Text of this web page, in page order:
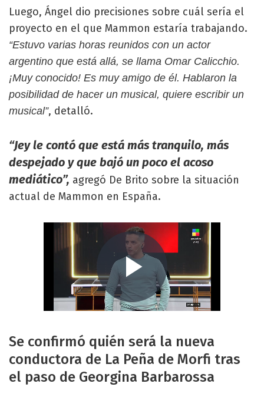
Luego, Ángel dio precisiones sobre cuál sería el
proyecto en el que Mammon estaría trabajando.
“Estuvo varias horas reunidos con un actor
argentino que está allá, se llama Omar Calicchio.
¡Muy conocido! Es muy amigo de él. Hablaron la
posibilidad de hacer un musical, quiere escribir un
musical”, detalló.
“Jey le contó que está más tranquilo, más
despejado y que bajó un poco el acoso
mediático”, agregó De Brito sobre la situación
actual de Mammon en España.
Se confirmó quién será la nueva
conductora de La Peña de Morfi tras
el paso de Georgina Barbarossa